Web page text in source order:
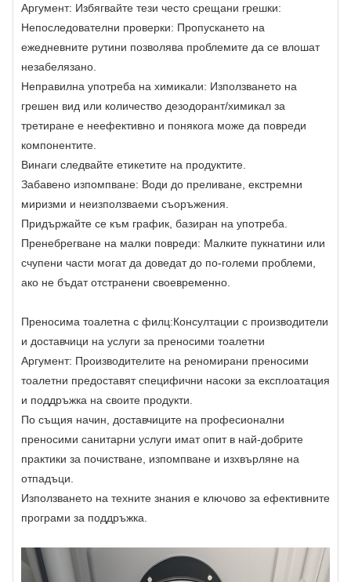
Аргумент: Избягвайте тези често срещани грешки:
Непоследователни проверки: Пропускането на
ежедневните рутини позволява проблемите да се влошат
незабелязано.
Неправилна употреба на химикали: Използването на
грешен вид или количество дезодорант/химикал за
третиране е неефективно и понякога може да повреди
компонентите.
Винаги следвайте етикетите на продуктите.
Забавено изпомпване: Води до преливане, екстремни
миризми и неизползваеми съоръжения.
Придържайте се към график, базиран на употреба.
Пренебрегване на малки повреди: Малките пукнатини или
счупени части могат да доведат до по-големи проблеми,
ако не бъдат отстранени своевременно.
Преносима тоалетна с филц:Консултации с производители
и доставчици на услуги за преносими тоалетни
Аргумент: Производителите на реномирани преносими
тоалетни предоставят специфични насоки за експлоатация
и поддръжка на своите продукти.
По същия начин, доставчиците на професионални
преносими санитарни услуги имат опит в най-добрите
практики за почистване, изпомпване и изхвърляне на
отпадъци.
Използването на техните знания е ключово за ефективните
програми за поддръжка.